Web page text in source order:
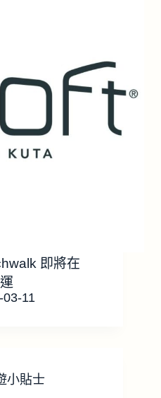
即將在
03-11
小貼士